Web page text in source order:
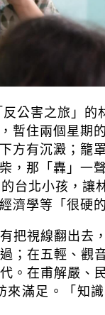
公害之旅」的
暫住兩個星期
方有沉澱；籠
，那「轟」一
台北小孩，讓
濟學等「很硬
把視線翻出去
；在五輕、觀
。在甫解嚴、
滿足。「知